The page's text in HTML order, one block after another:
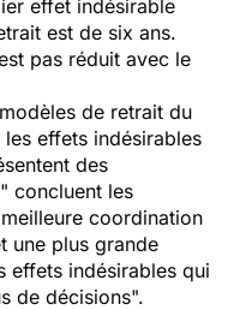
effet indésirable
est de six ans.
pas réduit avec le
de retrait du
effets indésirables
des
concluent les
coordination
une plus grande
effets indésirables qui
de décisions".